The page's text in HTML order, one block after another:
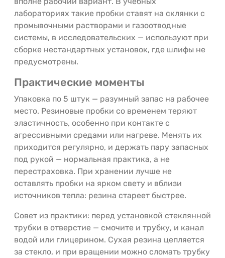
лабораториях такие пробки ставят на склянки с
промывочными растворами и газоотводные
системы, в исследовательских — используют при
сборке нестандартных установок, где шлифы не
предусмотрены.
Практические моменты
Упаковка по 5 штук — разумный запас на рабочее
место. Резиновые пробки со временем теряют
эластичность, особенно при контакте с
агрессивными средами или нагреве. Менять их
приходится регулярно, и держать пару запасных
под рукой — нормальная практика, а не
перестраховка. При хранении лучше не
оставлять пробки на ярком свету и вблизи
источников тепла: резина стареет быстрее.
Совет из практики: перед установкой стеклянной
трубки в отверстие — смочите и трубку, и канал
водой или глицерином. Сухая резина цепляется
за стекло, и при вращении можно сломать трубку